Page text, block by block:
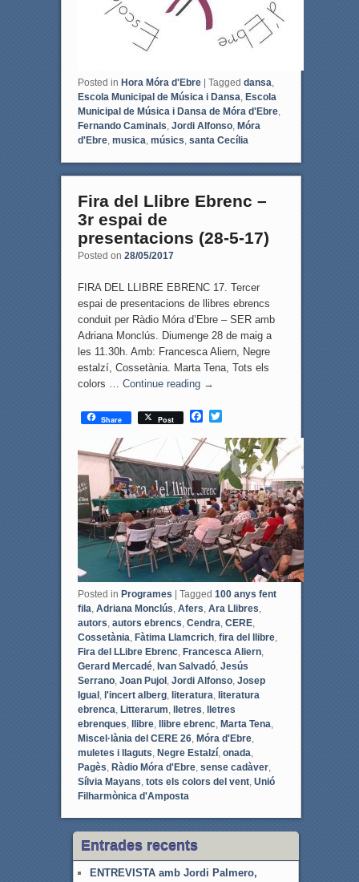
Posted in Hora Móra d'Ebre Tagged dansa,
Escola Municipal de Música i Dansa, Escola
Municipal de Música i Dansa de Móra d'Ebre,
Fernando Caminals, Jordi Alfonso, Móra
d'Ebre, musica, músics, santa Cecília
Fira del Llibre Ebrenc –
3r espai de
presentacions (28-5-17)
Posted on 28/05/2017
FIRA DEL LLIBRE EBRENC 17. Tercer
espai de presentacions de llibres ebrencs
conduit per Ràdio Móra d’Ebre – SER amb
Adriana Monclús. Diumenge 28 de maig a
les 11.30h. Amb: Francesca Aliern, Negre
estalzí, Cossetània. Marta Tena, Tots els
colors … Continue reading →
Share Post
F
c
b
o
o
k
T
i
t
t
e
r
Posted in Programes Tagged 100 anys fent
fila, Adriana Monclús, Afers, Ara Llibres,
autors, autors ebrencs, Cendra, CERE,
Cossetània, Fàtima Llamcrich, fira del llibre,
Fira del LLibre Ebrenc, Francesca Aliern,
Gerard Mercadé, Ivan Salvadó, Jesús
Serrano, Joan Pujol , Jordi Alfonso, Josep
Igual , l'incert alberg, literatura, literatura
ebrenca, Litterarum, lletres,
lletres
ebrenques, llibre, llibre ebrenc, Marta Tena,
Miscel·lània del CERE 26, Móra d'Ebre,
muletes i llaguts, Negre Estalzí, onada,
Pagès, Ràdio Móra d'Ebre, sense cadàver,
Sílvia Mayans, tots els colors del vent, Unió
Filharmònica d'Amposta
Entrades recents
ENTREVISTA amb Jordi Palmero,